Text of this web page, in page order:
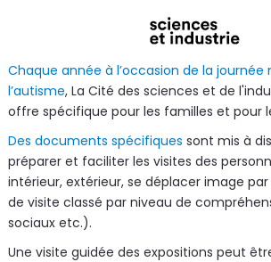
Chaque année à l’occasion de la journée
l’autisme, La Cité des sciences et de
offre spécifique pour les familles et pour
Des documents spécifiques sont mis à
préparer et faciliter les visites des
intérieur, extérieur, se déplacer image
de visite classé par niveau de
sociaux etc.).
Une visite guidée des expositions peut